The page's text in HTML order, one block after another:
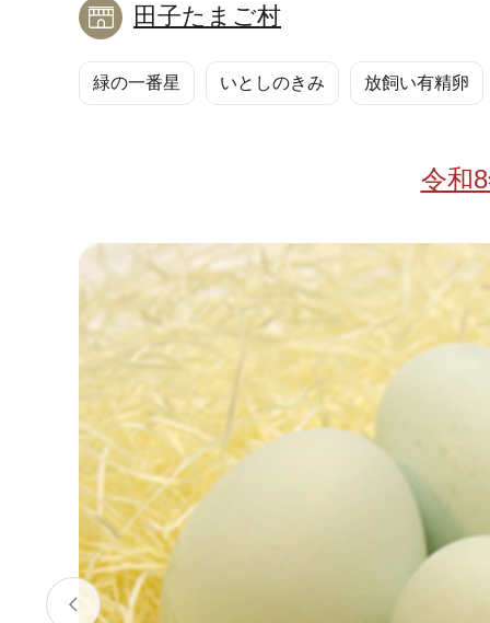
くだもの
洋菓子 和菓子
産地検索
趣味・雑貨
キッチン用品 ファッ
田子たまご村
緑の一番星 いとしのきみ 放飼い有精卵
令和